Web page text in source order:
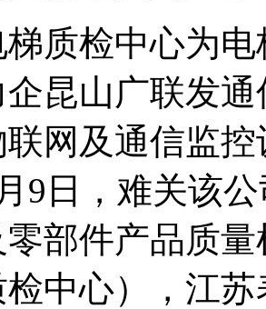
质检中心为
昆山广联发
网及通信监
9日，难关该
部件产品质
中心），江